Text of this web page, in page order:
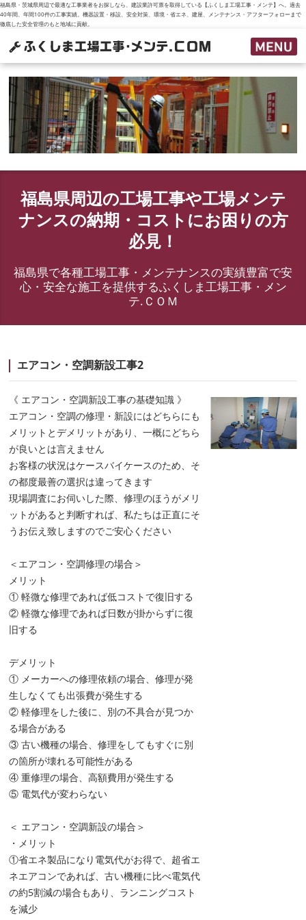
福島県・茨城県周辺で最適な工事業者をお探しなら、建設業許可票を取得している【ふくしま工場工事・メンテ】へ。過去
40年間、年間100件の工事実績。機器設置・移設、安全対策、環境・省エネ、建屋、メンテナンス・アフターフォローまで
徹底した安全管理のもと地域に貢献。
福島県周辺の工場工事や工場メンテ
ナンスの納期・コストにお困りの方
必見！
福島県で各種工場工事・メンテナンスの実績豊富で安
心・安全な施工を提供するふくしま工場工事・メン
テ.ＣＯＭ
エアコン・空調新設工事2
《 エアコン・空調新設工事の基礎知識 》
エアコン・空調の修理・新設にはどちらにも
メリットとデメリットがあり、一概にどちら
が良いとは言えません
お客様の状況はケースバイケースのため、そ
の都度最善の選択は違ってきます
現場調査にお伺いした際、修理のほうがメリ
ットがあると判断すれば、私たちは正直にそ
うお伝え致しますのでご安心ください
＜エアコン・空調修理の場合＞
メリット
① 軽微な修理であれば低コストで復旧する
② 軽微な修理であれば日数が掛からずに復
旧する
デメリット
① メーカーへの修理依頼の場合、修理が発
生しなくても出張費が発生する
② 軽修理をした後に、別の不具合が見つか
る場合がある
③ 古い機種の場合、修理をしてもすぐに別
の箇所が壊れる可能性がある
④ 重修理の場合、高額費用が発生する
⑤ 電気代が変わらない
＜ エアコン・空調新設の場合＞
・メリット
①省エネ製品になり電気代がお得で、超省エ
ネエアコンであれば、古い機種に比べ電気代
の約5割減の場合もあり、ランニングコスト
を減少